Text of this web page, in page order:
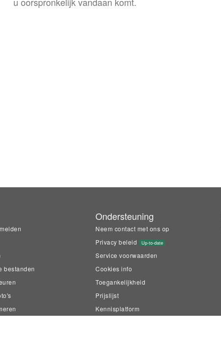
bestanden
Ondersteuning
Neem contact met ons op
Privacy beleid
Up-to-date
Service voorwaarden
Cookies info
Toegankelijkheid
Prijslijst
Kennisplatform